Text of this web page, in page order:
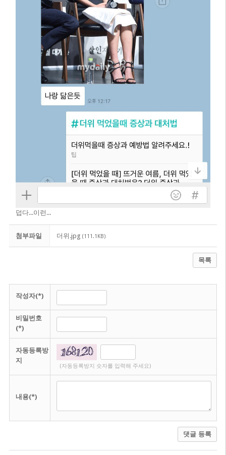
덥다...이런...
첨부파일 더위.jpg (111.1KB)
목록
작성자(*)
비밀번호
(*)
자동등록방
지
(자동등록방지 숫자를 입력해 주세요)
내용(*)
댓글 등록